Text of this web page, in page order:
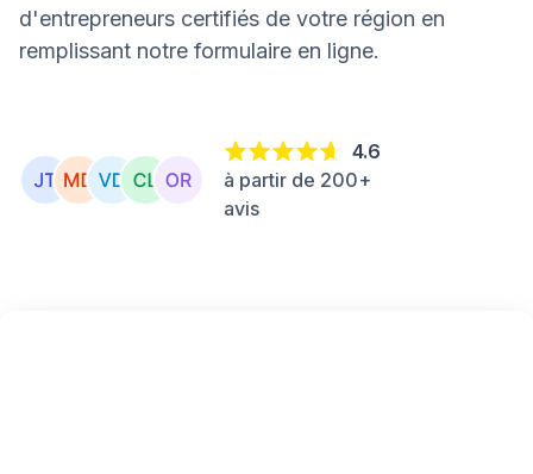
d'entrepreneurs certifiés de votre région en
remplissant notre formulaire en ligne.
4.6
à partir de 200+
avis